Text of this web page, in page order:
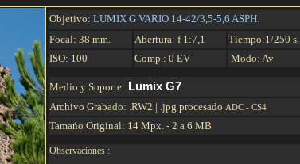
Objetivo: LUMIX G VARIO 14-42/3,5-5,6 ASPH.
Focal: 38 mm.
Abertura: f 1:7,1
Tiempo:1/250 s.
ISO: 100
Comp.: 0 EV Modo: Av
Medio y Soporte: Lumix G7
Archivo Grabado: .RW2 | .jpg procesado ADC - CS4
Tamańo Original: 14 Mpx. - 2 a 6 MB
Observaciones :